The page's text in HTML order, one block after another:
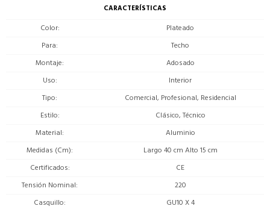
CARACTERÍSTICAS
Color
Plateado
Para
Techo
Montaje
Adosado
Uso
Interior
Tipo
Comercial, Profesional, Residencial
Estilo
Clásico, Técnico
Material
Aluminio
Medidas (Cm)
Largo 40 cm Alto 15 cm
Certificados
CE
Tensión Nominal
220
Casquillo
GU10 X 4